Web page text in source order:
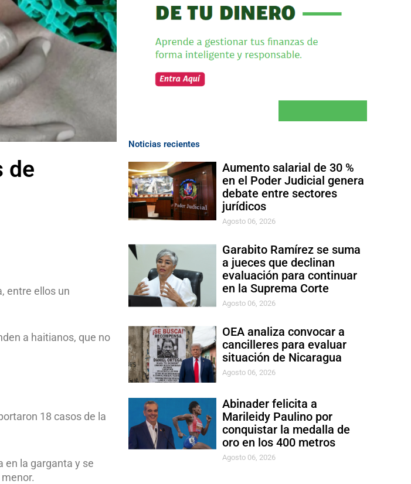
de
entre ellos un
a haitianos, que no
18 casos de la
en la garganta y se
Noticias recientes
Aumento salarial de 30 %
en el Poder Judicial genera
debate entre sectores
jurídicos
Agosto 06, 2026
Garabito Ramírez se suma
a jueces que declinan
evaluación para continuar
en la Suprema Corte
Agosto 06, 2026
OEA analiza convocar a
cancilleres para evaluar
situación de Nicaragua
Agosto 06, 2026
Abinader felicita a
Marileidy Paulino por
conquistar la medalla de
oro en los 400 metros
Agosto 06, 2026